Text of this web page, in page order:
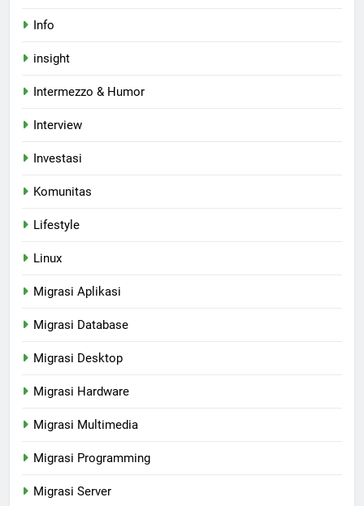
Info
insight
Intermezzo & Humor
Interview
Investasi
Komunitas
Lifestyle
Linux
Migrasi Aplikasi
Migrasi Database
Migrasi Desktop
Migrasi Hardware
Migrasi Multimedia
Migrasi Programming
Migrasi Server